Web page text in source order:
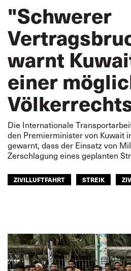
"Schwerer
warnt
einer
Die Internationale
den Premierminister von Kuwait
gewarnt, dass der Einsatz von
Zerschlagung eines geplanten
ZIVILLUFTFAHRT STREIK